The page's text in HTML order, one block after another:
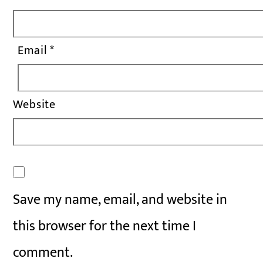
Email*
Website
Save my name, email, and website in
this browser for the next time I
comment.